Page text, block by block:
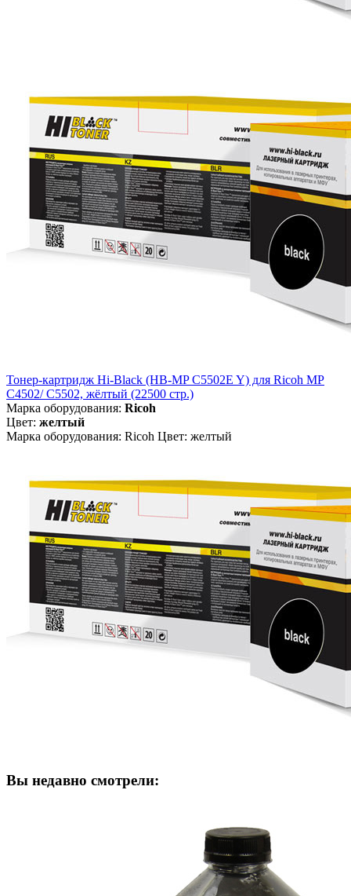
Тонер-картридж Hi-Black (HB-MP C5502E Y) для Ricoh MP
C4502/ C5502, жёлтый (22500 стр.)
Марка оборудования: Ricoh
Цвет: желтый
Марка оборудования: Ricoh Цвет: желтый
Вы недавно смотрели: